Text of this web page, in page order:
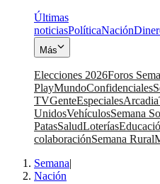
Últimas
noticiasPolíticaNación
Más
Elecciones 2026Foros
PlayMundoConfidenciales
TVGenteEspecialesArcadia
UnidosVehículosSemana
PatasSaludLoterías
colaboraciónSemana Rural
Semana|
Nación